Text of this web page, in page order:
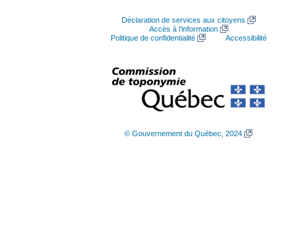
Déclaration de services aux citoyens
Accès à l’information
Politique de confidentialité
Accessibilité
© Gouvernement du Québec, 2024